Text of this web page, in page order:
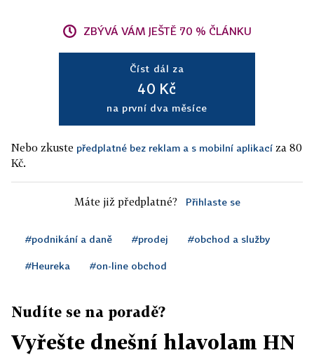
ZBÝVÁ VÁM JEŠTĚ 70 % ČLÁNKU
Číst dál za
40 Kč
na první dva měsíce
Nebo zkuste předplatné bez reklam a s mobilní aplikací za 80
Kč.
Máte již předplatné? Přihlaste se
#podnikání a daně #prodej #obchod a služby
#Heureka #on-line obchod
Nudíte se na poradě?
Vyřešte dnešní hlavolam HN